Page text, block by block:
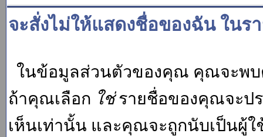
จะสั่งไม่ให้แสดงชื่อของฉัน ในร
ในข้อมูลส่วนตัวของคุณ คุณจะพบ
ถ้าคุณเลือก ใช่รายชื่อของคุณจะปร
เห็นเท่านั้น และคุณจะถูกนับเป็นผู้